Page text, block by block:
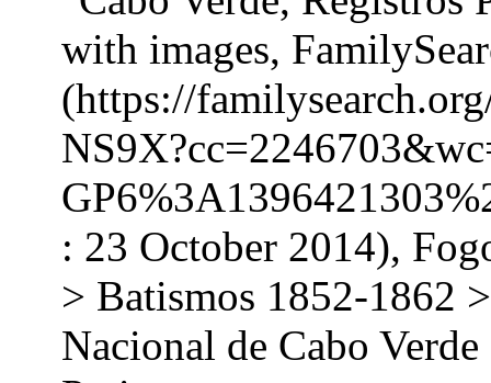
with images,
(https://
: 23 October 2014),
> Batismos 1852-1862
Nacional de Cabo